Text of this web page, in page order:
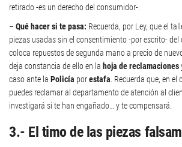
retirado -es un derecho del consumidor-.
– Qué hacer si te pasa: Recuerda, por Ley, que el
piezas usadas sin el consentimiento -por escrito- del
coloca repuestos de segunda mano a precio de
deja constancia de ello en la hoja de reclamaciones
caso ante la Policía porestafa. Recuerda que, en
puedes reclamar al departamento de atención al
investigará si te han engañado… y te compensará.
3.- El timo de las piezas